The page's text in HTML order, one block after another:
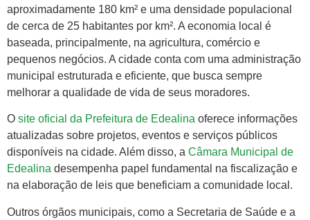
aproximadamente 180 km² e uma densidade populacional
de cerca de 25 habitantes por km². A economia local é
baseada, principalmente, na agricultura, comércio e
pequenos negócios. A cidade conta com uma administração
municipal estruturada e eficiente, que busca sempre
melhorar a qualidade de vida de seus moradores.
O site oficial da Prefeitura de Edealina oferece informações
atualizadas sobre projetos, eventos e serviços públicos
disponíveis na cidade. Além disso, a Câmara Municipal de
Edealina desempenha papel fundamental na fiscalização e
na elaboração de leis que beneficiam a comunidade local.
Outros órgãos municipais, como a Secretaria de Saúde e a